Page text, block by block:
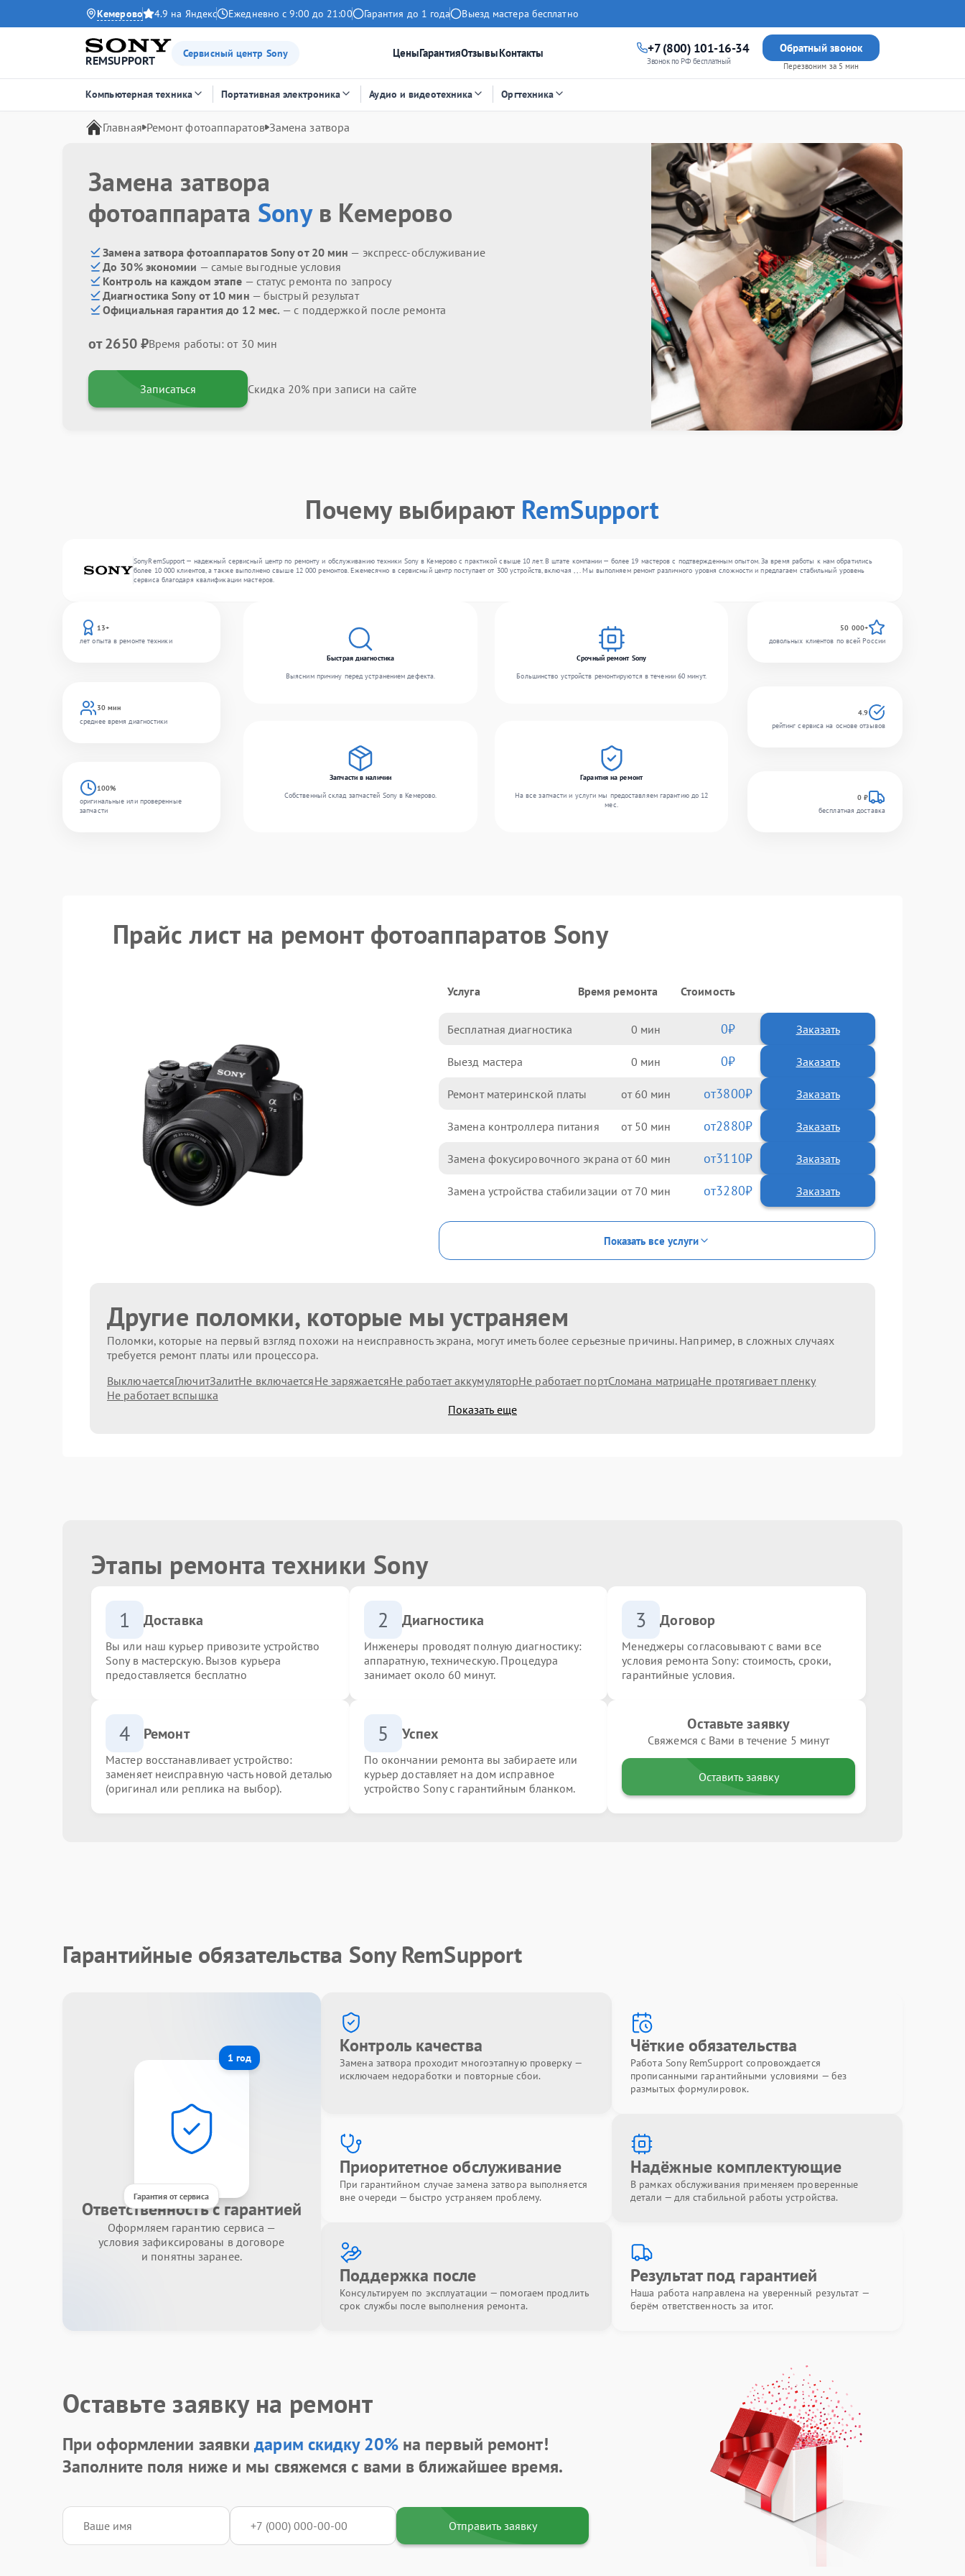
Кемерово 4.9 на Яндекс Ежедневно с 9:00 до 21:00 Гарантия до 1 года Выезд мастера бесплатно
REMSUPPORT
Сервисный центр Sony ЦеныГарантияОтзывыКонтакты +7 (800) 101-16-34
Звонок по РФ бесплатный
Обратный звонок
Перезвоним за 5 мин
Компьютерная техника Портативная электроника Аудио и видеотехника Оргтехника
Главная Ремонт фотоаппаратов Замена затвора
Замена затвора
фотоаппарата Sonyв Кемерово
Замена затвора фотоаппаратов Sony от 20 мин — экспресс-обслуживание
До 30% экономии — самые выгодные условия
Контроль на каждом этапе — статус ремонта по запросу
Диагностика Sony от 10 мин — быстрый результат
Официальная гарантия до 12 мес. — с поддержкой после ремонта
от 2650 ₽Время работы: от 30 мин
Записаться Скидка 20% при записи на сайте
Почему выбирают RemSupport
SonyRemSupport — надежный сервисный центр по ремонту и обслуживанию техники Sony в Кемерово с практикой свыше 10 лет. В штате компании — более 19 мастеров с подтвержденным опытом. За время работы к нам обратились
более 10 000 клиентов, а также выполнено свыше 12 000 ремонтов. Ежемесячно в сервисный центр поступает от 300 устройств, включая , , . Мы выполняем ремонт различного уровня сложности и предлагаем стабильный уровень
сервиса благодаря квалификации мастеров.
13+
лет опыта в ремонте техники
30 мин
среднее время диагностики
100%
оригинальные или проверенные
запчасти
Быстрая диагностика
Выясним причину перед устранением дефекта.
Срочный ремонт Sony
Большинство устройств ремонтируются в течении 60 минут.
Запчасти в наличии
Собственный склад запчастей Sony в Кемерово.
Гарантия на ремонт
На все запчасти и услуги мы предоставляем гарантию до 12
мес.
50 000+
довольных клиентов по всей России
4.9
рейтинг сервиса на основе отзывов
0 ₽
бесплатная доставка
Прайс лист на ремонт фотоаппаратов Sony
Услуга Время ремонта Стоимость
Бесплатная диагностика 0 0 Заказать
Выезд мастера 0 0 Заказать
Ремонт материнской платы 60 3800
Замена контроллера питания 50 2880
Замена фокусировочного экрана 60 3110
Замена устройства стабилизации 70 3280
Показать все услуги
Другие поломки, которые мы устраняем
Поломки, которые на первый взгляд похожи на неисправность экрана, могут иметь более серьезные причины. Например, в сложных случаях
требуется ремонт платы или процессора.
ВыключаетсяГлючитЗалитНе включаетсяНе заряжаетсяНе работает аккумуляторНе работает портСломана матрицаНе протягивает пленку
Не работает вспышка
Показать еще
Этапы ремонта техники Sony
1 Доставка
Вы или наш курьер привозите устройство
Sony в мастерскую. Вызов курьера
предоставляется бесплатно
2 Диагностика
Инженеры проводят полную диагностику:
аппаратную, техническую. Процедура
занимает около 60 минут.
3 Договор
Менеджеры согласовывают с вами все
условия ремонта Sony: стоимость, сроки,
гарантийные условия.
4 Ремонт
Мастер восстанавливает устройство:
заменяет неисправную часть новой деталью
(оригинал или реплика на выбор).
5 Успех
По окончании ремонта вы забираете или
курьер доставляет на дом исправное
устройство Sony с гарантийным бланком.
Оставьте заявку
Свяжемся с Вами в течение 5 минут
Оставить заявку
Гарантийные обязательства Sony RemSupport
1 год
Гарантия от сервиса
Ответственность с гарантией
Оформляем гарантию сервиса —
условия зафиксированы в договоре
и понятны заранее.
Контроль качества
Замена затвора проходит многоэтапную проверку —
исключаем недоработки и повторные сбои.
Чёткие обязательства
Работа Sony RemSupport сопровождается
прописанными гарантийными условиями — без
размытых формулировок.
Приоритетное обслуживание
При гарантийном случае замена затвора выполняется
вне очереди — быстро устраняем проблему.
Надёжные комплектующие
В рамках обслуживания применяем проверенные
детали — для стабильной работы устройства.
Поддержка после
Консультируем по эксплуатации — помогаем продлить
срок службы после выполнения ремонта.
Результат под гарантией
Наша работа направлена на уверенный результат —
берём ответственность за итог.
Оставьте заявку на ремонт
При оформлении заявкидарим скидку 20%на первый ремонт!
Заполните поля ниже и мы свяжемся с вами в ближайшее время.
Отправить заявку